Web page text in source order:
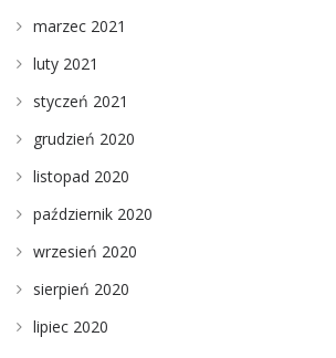
marzec 2021
luty 2021
styczeń 2021
grudzień 2020
listopad 2020
październik 2020
wrzesień 2020
sierpień 2020
lipiec 2020